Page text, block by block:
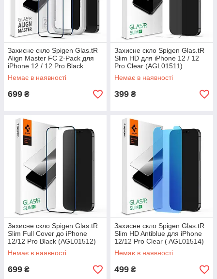
Захисне скло Spigen Glas.tR
Align Master FC 2-Pack для
iPhone 12 / 12 Pro Black
(AGL01802)
Немає в наявності
699 ₴
Захисне скло Spigen Glas.tR
Slim HD для iPhone 12 / 12
Pro Clear (AGL01511)
Немає в наявності
399 ₴
Захисне скло Spigen Glas.tR
Slim Full Cover до iPhone
12/12 Pro Black (AGL01512)
Немає в наявності
699 ₴
Захисне скло Spigen Glas.tR
Slim HD Antiblue для iPhone
12/12 Pro Clear ( AGL01514)
Немає в наявності
499 ₴